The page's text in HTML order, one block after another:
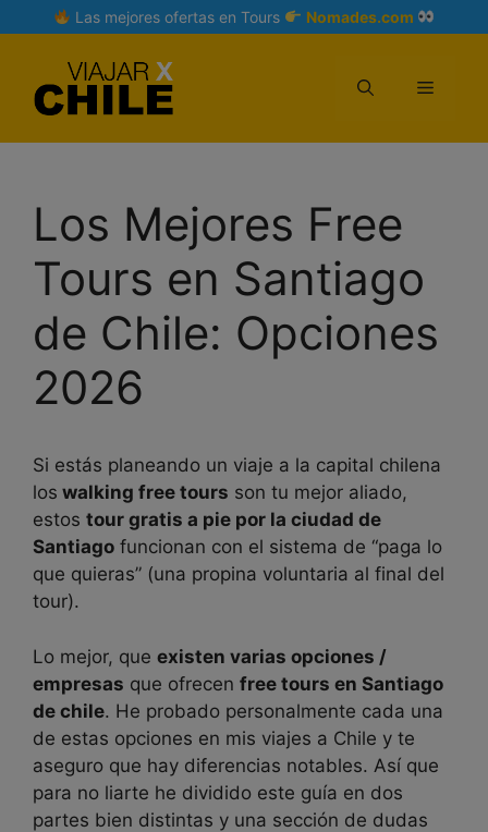
to
Las mejores ofertas en Tours Nomades.com
Menu
Los Mejores Free
Tours en Santiago
de Chile: Opciones
2026
Si estás planeando un viaje a la capital chilena
los walking free tours son tu mejor aliado,
estos tour gratis a pie por la ciudad de
Santiago funcionan con el sistema de “paga lo
que quieras” (una propina voluntaria al final del
tour).
Lo mejor, que existen varias opciones /
empresas que ofrecen free tours en Santiago
de chile. He probado personalmente cada una
de estas opciones en mis viajes a Chile y te
aseguro que hay diferencias notables. Así que
para no liarte he dividido este guía en dos
partes bien distintas y una sección de dudas